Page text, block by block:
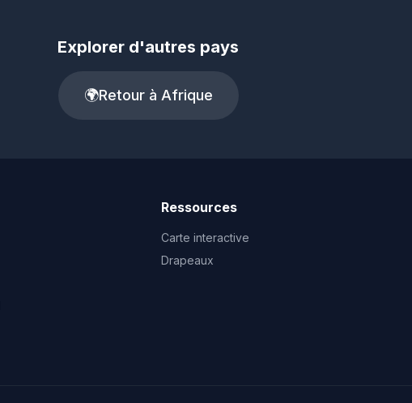
Explorer d'autres pays
🌍Retour à Afrique
Ressources
Carte interactive
Drapeaux